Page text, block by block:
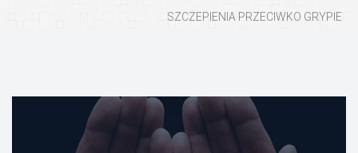
SZCZEPIENIA PRZECIWKO GRYPIE